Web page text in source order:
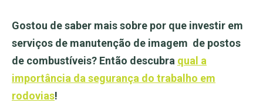
Gostou de saber mais sobre por que investir em
serviços de manutenção de imagem de postos
de combustíveis? Então descubra ​​qual a
importância da segurança do trabalho em
rodovias!